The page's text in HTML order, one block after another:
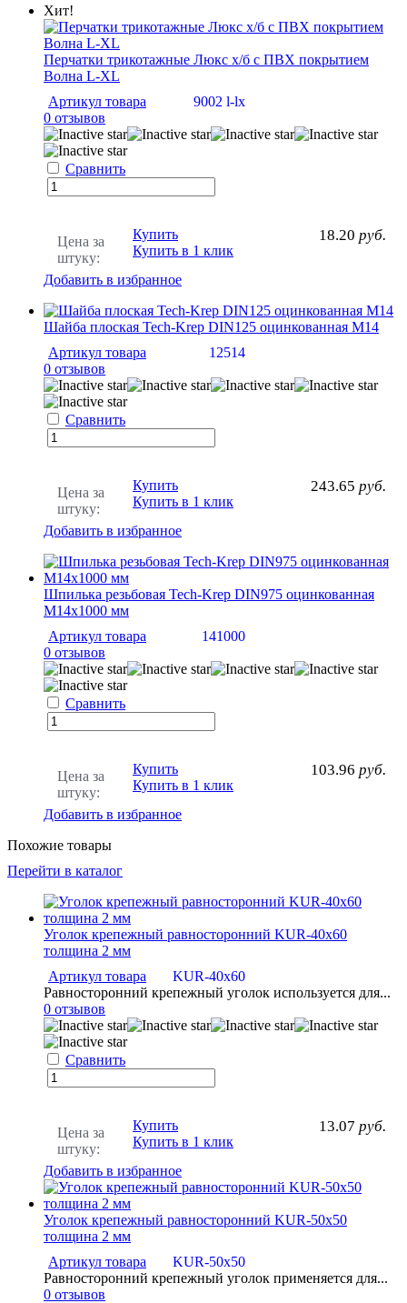
Хит!
Перчатки трикотажные Люкс х/б с ПВХ покрытием
Волна L-XL
Артикул товара
9002 l-lx
0 отзывов
Сравнить
Цена за
штуку:
18.20 руб.
Купить
Купить в 1 клик
Добавить в избранное
Шайба плоская Tech-Krep DIN125 оцинкованная М14
Артикул товара
12514
0 отзывов
Сравнить
Цена за
штуку:
243.65 руб.
Купить
Купить в 1 клик
Добавить в избранное
Шпилька резьбовая Tech-Krep DIN975 оцинкованная
М14х1000 мм
Артикул товара
141000
0 отзывов
Сравнить
Цена за
штуку:
103.96 руб.
Купить
Купить в 1 клик
Добавить в избранное
Похожие товары
Перейти в каталог
Уголок крепежный равносторонний KUR-40х60
толщина 2 мм
Артикул товара
KUR-40х60
Равносторонний крепежный уголок используется для...
0 отзывов
Сравнить
Цена за
штуку:
13.07 руб.
Купить
Купить в 1 клик
Добавить в избранное
Уголок крепежный равносторонний KUR-50x50
толщина 2 мм
Артикул товара
KUR-50х50
Равносторонний крепежный уголок применяется для...
0 отзывов